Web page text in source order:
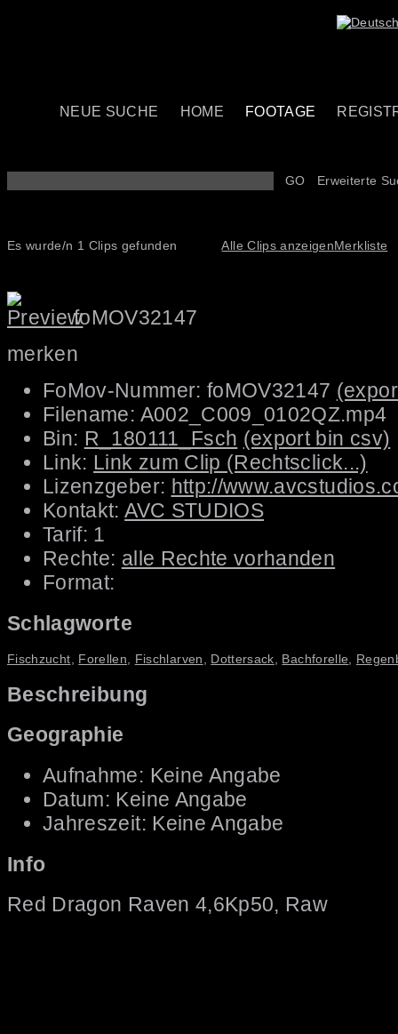
NEUE SUCHE HOME FOOTAGE
GO Erweiterte
Es wurde/n 1 Clips gefunden Alle Clips anzeigenMerkliste
foMOV32147
merken
FoMov-Nummer: foMOV32147
Filename: A002_C009_0102QZ.mp4
Bin: R_180111_Fsch (export bin csv)
Link: Link zum Clip (Rechtsclick...)
Lizenzgeber: http://
Kontakt:AVC STUDIOS
Tarif: 1
Rechte: alle Rechte vorhanden
Format:
Schlagworte
Fischzucht, Forellen, Fischlarven, Dottersack, Bachforelle,
Beschreibung
Geographie
Aufnahme: Keine Angabe
Datum: Keine Angabe
Jahreszeit: Keine Angabe
Info
Red Dragon Raven 4,6Kp50, Raw